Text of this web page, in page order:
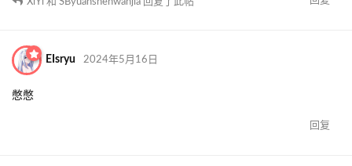
EIsryu 2024年5月16日
憋憋
回复